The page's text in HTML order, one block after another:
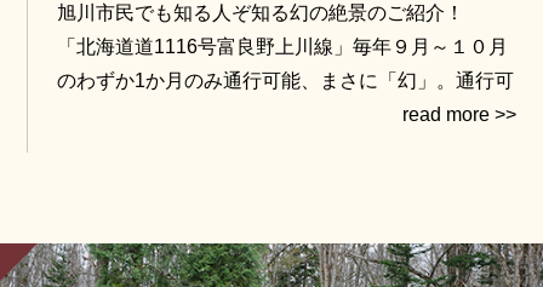
旭川市民でも知る人ぞ知る幻の絶景のご紹介！
「北海道道1116号富良野上川線」毎年９月～１０月
のわずか1か月のみ通行可能、まさに「幻」。通行可
能期間中も、道路状況により開通の期間短縮もあ
ングやドライブにオススメです。とにかく坂がきつ